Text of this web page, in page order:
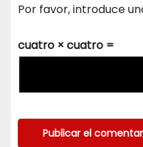
Por favor, introduce
cuatro × cuatro =